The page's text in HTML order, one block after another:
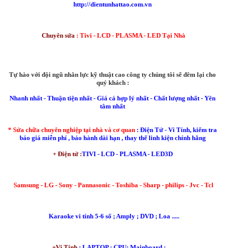
http://dientunhattao.com.vn
Chuyên sửa : Tivi - LCD - PLASMA - LED Tại Nhà
Tự hào với đội ngũ nhân lực kỹ thuật cao công ty chúng tôi sẽ đêm lại cho
quý khách :
Nhanh nhất - Thuận tiện nhất - Giá cả hợp lý nhất - Chất lượng nhất - Yên
tâm nhất
* Sửa chữa chuyên nghiệp tại nhà và cơ quan : Điện Tử - Vi Tính, kiểm tra
báo giá miễn phí , bảo hành dài hạn , thay thế linh kiện chính hãng
+ Điện tử :TIVI - LCD - PLASMA - LED3D
Samsung - LG - Sony - Pannasonic - Toshiba - Sharp - philips - Jvc - Tcl
Karaoke vi tính 5-6 số ; Amply ; DVD ; Loa .....